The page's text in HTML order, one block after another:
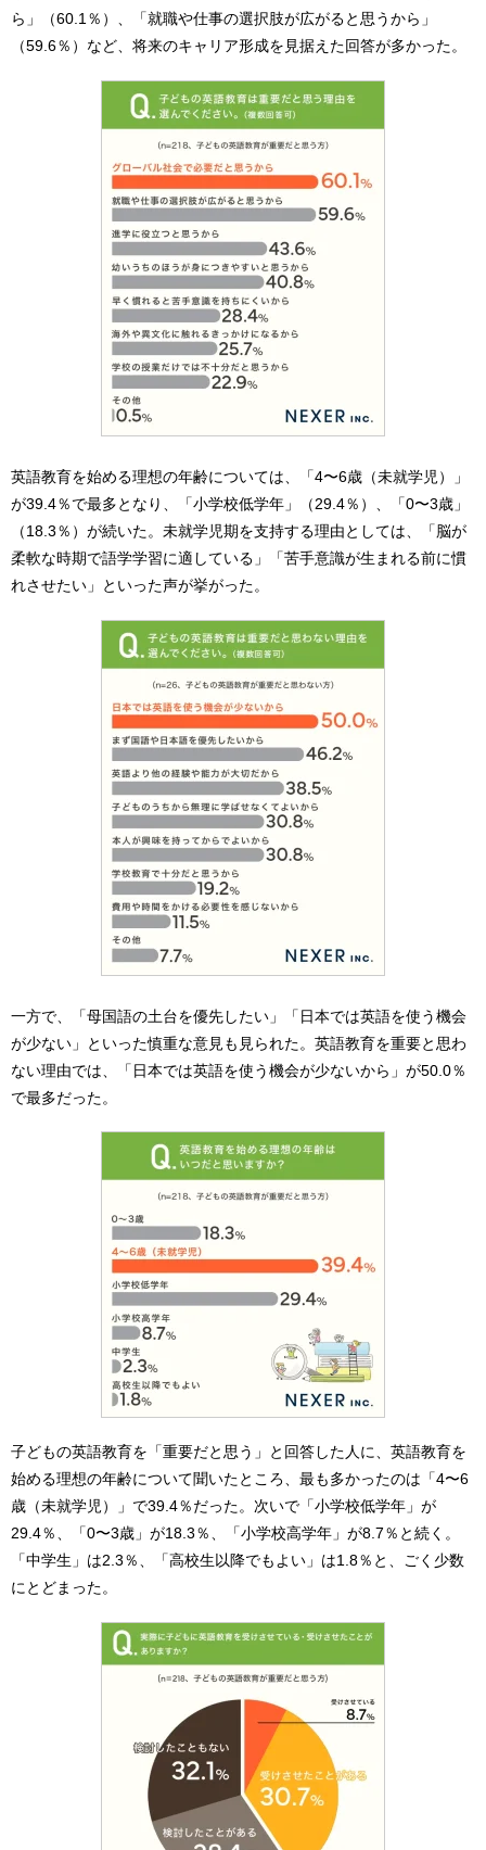
ら」（60.1％）、「就職や仕事の選択肢が広がると思うから」
（59.6％）など、将来のキャリア形成を見据えた回答が多かった。
英語教育を始める理想の年齢については、「4〜6歳（未就学児）」
が39.4％で最多となり、「小学校低学年」（29.4％）、「0〜3歳」
（18.3％）が続いた。未就学児期を支持する理由としては、「脳が
柔軟な時期で語学学習に適している」「苦手意識が生まれる前に慣
れさせたい」といった声が挙がった。
一方で、「母国語の土台を優先したい」「日本では英語を使う機会
が少ない」といった慎重な意見も見られた。英語教育を重要と思わ
ない理由では、「日本では英語を使う機会が少ないから」が50.0％
で最多だった。
子どもの英語教育を「重要だと思う」と回答した人に、英語教育を
始める理想の年齢について聞いたところ、最も多かったのは「4〜6
歳（未就学児）」で39.4％だった。次いで「小学校低学年」が
29.4％、「0〜3歳」が18.3％、「小学校高学年」が8.7％と続く。
「中学生」は2.3％、「高校生以降でもよい」は1.8％と、ごく少数
にとどまった。